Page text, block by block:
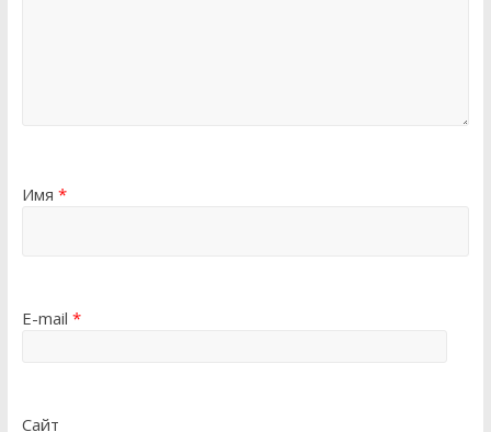
Имя *
E-mail *
Сайт